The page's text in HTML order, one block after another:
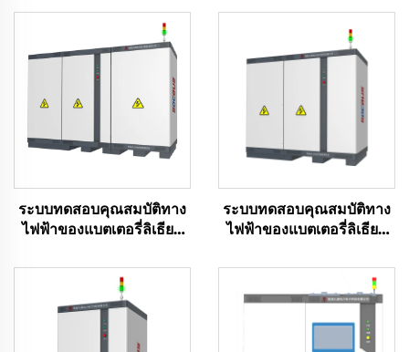
ระบบทดสอบคุณสมบัติทาง
ไฟฟ้าของแบตเตอรี่ลิเธียม
ระบบทดสอบคุณสมบัติทาง
ไฟฟ้าของแบตเตอรี่ลิเธียม